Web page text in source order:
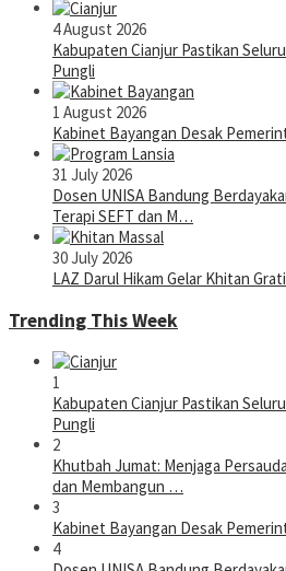
4 August 2026
Kabupaten Cianjur Pastikan
Pungli
1 August 2026
Kabinet Bayangan Desak
31 July 2026
Dosen UNISA Bandung
Terapi SEFT dan M…
30 July 2026
LAZ Darul Hikam Gelar Khitan
Trending This Week
1
Kabupaten Cianjur Pastikan
Pungli
2
Khutbah Jumat: Menjaga
dan Membangun …
3
Kabinet Bayangan Desak
4